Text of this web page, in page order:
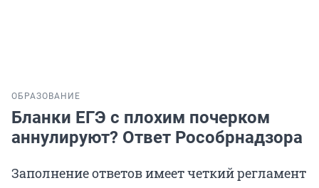
ОБРАЗОВАНИЕ
Бланки ЕГЭ с плохим почерком
аннулируют? Ответ Рособрнадзора
Заполнение ответов имеет четкий регламент